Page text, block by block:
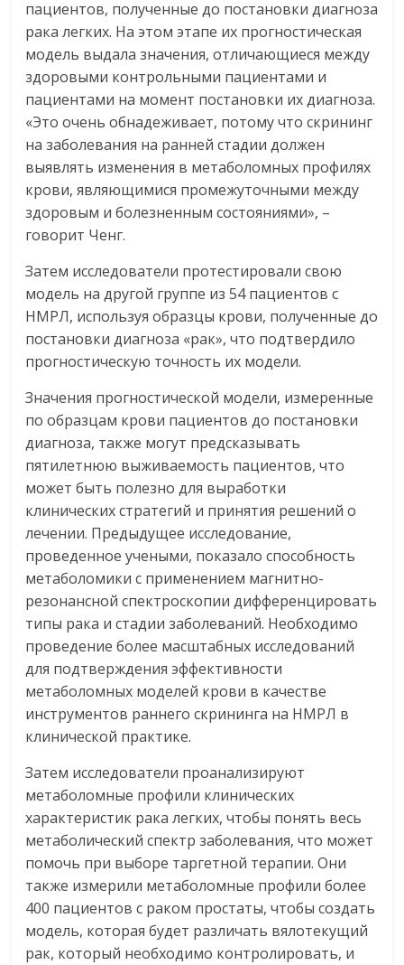
пациентов, полученные до постановки диагноза
рака легких. На этом этапе их прогностическая
модель выдала значения, отличающиеся между
здоровыми контрольными пациентами и
пациентами на момент постановки их диагноза.
«Это очень обнадеживает, потому что скрининг
на заболевания на ранней стадии должен
выявлять изменения в метаболомных профилях
крови, являющимися промежуточными между
здоровым и болезненным состояниями», –
говорит Ченг.
Затем исследователи протестировали свою
модель на другой группе из 54 пациентов с
НМРЛ, используя образцы крови, полученные до
постановки диагноза «рак», что подтвердило
прогностическую точность их модели.
Значения прогностической модели, измеренные
по образцам крови пациентов до постановки
диагноза, также могут предсказывать
пятилетнюю выживаемость пациентов, что
может быть полезно для выработки
клинических стратегий и принятия решений о
лечении. Предыдущее исследование,
проведенное учеными, показало способность
метаболомики с применением магнитно-
резонансной спектроскопии дифференцировать
типы рака и стадии заболеваний. Необходимо
проведение более масштабных исследований
для подтверждения эффективности
метаболомных моделей крови в качестве
инструментов раннего скрининга на НМРЛ в
клинической практике.
Затем исследователи проанализируют
метаболомные профили клинических
характеристик рака легких, чтобы понять весь
метаболический спектр заболевания, что может
помочь при выборе таргетной терапии. Они
также измерили метаболомные профили более
400 пациентов с раком простаты, чтобы создать
модель, которая будет различать вялотекущий
рак, который необходимо контролировать, и